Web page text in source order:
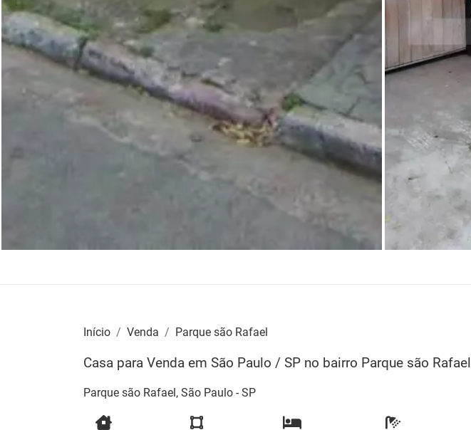
Início Venda Parque são Rafael
Casa para Venda em São Paulo / SP no bairro Parque são Rafael
Parque são Rafael, São Paulo - SP